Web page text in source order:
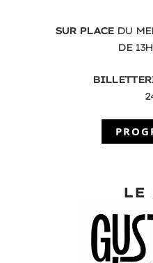
SUR PLACEDU
DE
LE